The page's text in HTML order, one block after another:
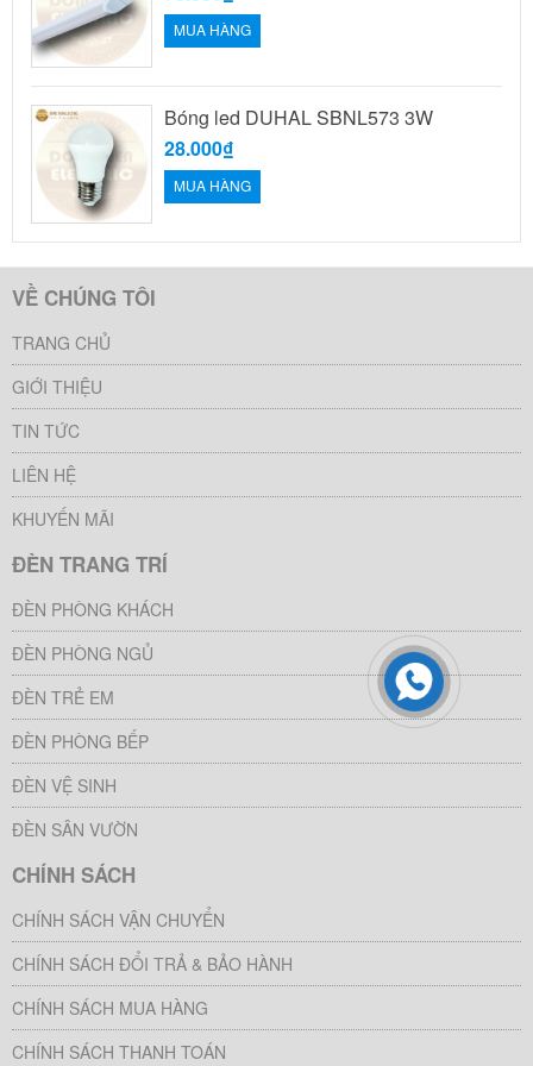
MUA HÀNG
Bóng led DUHAL SBNL573 3W
28.000₫
MUA HÀNG
VỀ CHÚNG TÔI
TRANG CHỦ
GIỚI THIỆU
TIN TỨC
LIÊN HỆ
KHUYẾN MÃI
ĐÈN TRANG TRÍ
ĐÈN PHÒNG KHÁCH
ĐÈN PHÒNG NGỦ
ĐÈN TRẺ EM
ĐÈN PHÒNG BẾP
ĐÈN VỆ SINH
ĐÈN SÂN VƯỜN
CHÍNH SÁCH
CHÍNH SÁCH VẬN CHUYỂN
CHÍNH SÁCH ĐỔI TRẢ & BẢO HÀNH
CHÍNH SÁCH MUA HÀNG
CHÍNH SÁCH THANH TOÁN